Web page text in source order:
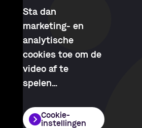
Sta dan
marketing- en
analytische
cookies toe om de
video af te
spelen…
Cookie-
instellingen